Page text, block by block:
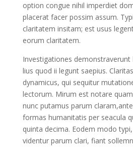
option congue nihil imperdiet
placerat facer possim assum.
claritatem insitam; est usus
eorum claritatem.
Investigationes demonstraverunt
lius quod ii legunt saepius.
dynamicus, qui sequitur
lectorum. Mirum est notare
nunc putamus parum
formas humanitatis per seacula
quinta decima. Eodem modo
videntur parum clari, fiant